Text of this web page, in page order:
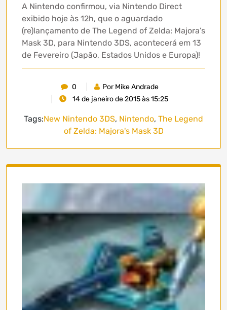
A Nintendo confirmou, via Nintendo Direct
exibido hoje às 12h, que o aguardado
(re)lançamento de The Legend of Zelda: Majora’s
Mask 3D, para Nintendo 3DS, acontecerá em 13
de Fevereiro (Japão, Estados Unidos e Europa)!
0
Por Mike Andrade
14 de janeiro de 2015 às 15:25
Tags:New Nintendo 3DS, Nintendo, The Legend
of Zelda: Majora's Mask 3D